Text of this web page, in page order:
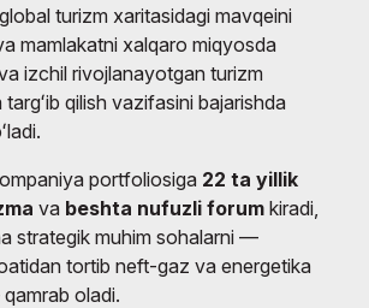
turizm xaritasidagi mavqeini
mamlakatni xalqaro miqyosda
izchil rivojlanayotgan turizm
qilish vazifasini bajarishda
portfoliosiga 22 ta yillik
va beshta nufuzli forum kiradi,
strategik muhim sohalarni —
tortib neft-gaz va energetika
oladi.